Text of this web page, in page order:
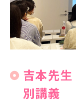
吉本先
別講義